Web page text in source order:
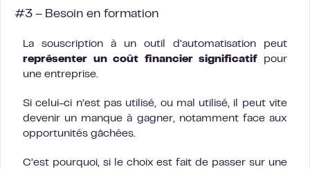
#3 – Besoin en formation
La souscription à un outil d’automatisation peut
représenter un coût financier significatif pour
une entreprise.
Si celui-ci n’est pas utilisé, ou mal utilisé, il peut vite
devenir un manque à gagner, notamment face aux
opportunités gâchées.
C’est pourquoi, si le choix est fait de passer sur une